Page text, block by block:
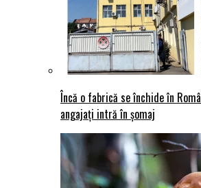
Încă o fabrică se închide în
angajați intră în șomaj